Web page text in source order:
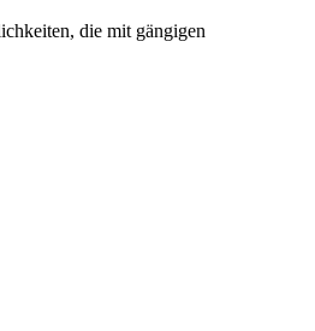
die mit gängigen